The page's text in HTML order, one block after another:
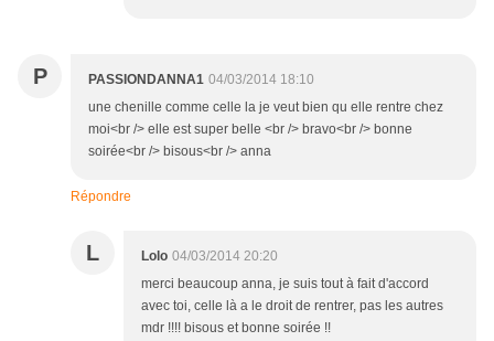
P PASSIONDANNA1 04/03/2014 18:10
une chenille comme celle la je veut bien qu elle rentre chez
moi<br /> elle est super belle <br /> bravo<br /> bonne
soirée<br /> bisous<br /> anna
Répondre
L Lolo 04/03/2014 20:20
merci beaucoup anna, je suis tout à fait d'accord
avec toi, celle là a le droit de rentrer, pas les autres
mdr !!!! bisous et bonne soirée !!